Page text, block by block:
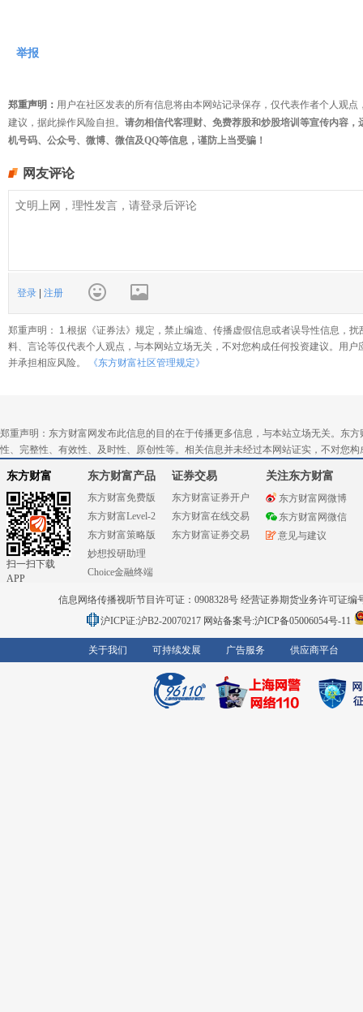
举报
郑重声明： 用户在社区发表的所有信息将由本网站记录保存，仅代表作者个人观
建议，据此操作风险自担。 请勿相信代客理财、免费荐股和炒股培训等宣传内容
机号码、公众号、微博、微信及QQ等信息，谨防上当受骗！
网友评论
登录 | 注册
郑重声明： 1.根据《证券法》规定，禁止编造、传播虚假信息或者误导性信息，
料、言论等仅代表个人观点，与本网站立场无关，不对您构成任何投资建议。用
并承担相应风险。
《东方财富社区管理规定》
郑重声明：东方财富网发布此信息的目的在于传播更多信息，与本站立场无关。东
性、完整性、有效性、及时性、原创性等。相关信息并未经过本网站证实，不对您
东方财富
扫一扫下载
APP
东方财富产品
东方财富免费版
东方财富Level-2
东方财富策略版
妙想投研助理
Choice金融终端
证券交易
东方财富证券开户
东方财富在线交易
东方财富证券交易
关注东方财富
东方财富网微博
东方财富网微信
意见与建议
信息网络传播视听节目许可证：0908328号 经营证券期货业务许可证编
沪ICP证:沪B2-20070217 网站备案号:沪ICP备05006054号-11
关于我们 可持续发展 广告服务 供应商平台